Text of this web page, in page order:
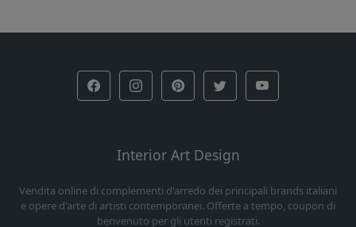
Interior Art Design
Vendita online di complementi d'arredo dei principali brands italiani
e opere d'arte di artisti contemporanei. Offerte a tempo, coupon di
benvenuto per gli utenti registrati.